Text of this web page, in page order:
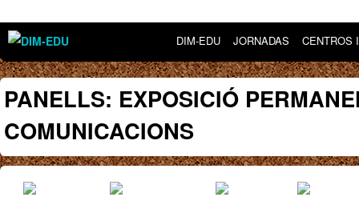
DIM-EDU JORNADAS CENTROS
PANELLS: EXPOSICIÓ
COMUNICACIONS